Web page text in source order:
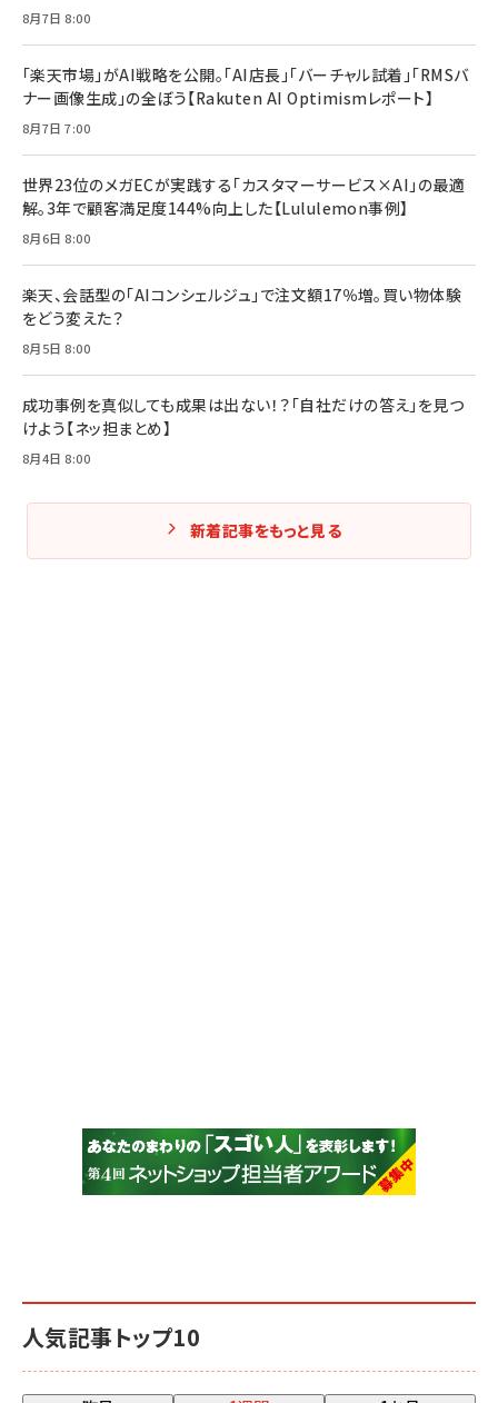
人気記事トップ10
8月7日 8:00
「楽天市場」がAI戦略を公開。「AI店長」「バーチャル試着」「RMSバ
ナー画像生成」の全ぼう【Rakuten AI Optimismレポート】
8月7日 7:00
世界23位のメガECが実践する「カスタマーサービス×AI」の最適
解。3年で顧客満足度144%向上した【Lululemon事例】
8月6日 8:00
楽天、会話型の「AIコンシェルジュ」で注文額17％増。買い物体験
をどう変えた？
8月5日 8:00
成功事例を真似しても成果は出ない！？「自社だけの答え」を見つ
けよう【ネッ担まとめ】
8月4日 8:00
新着記事をもっと見る